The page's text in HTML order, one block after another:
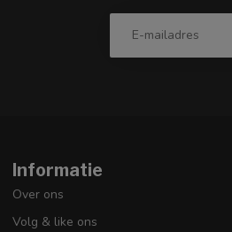
Informatie
Over ons
Volg & like ons